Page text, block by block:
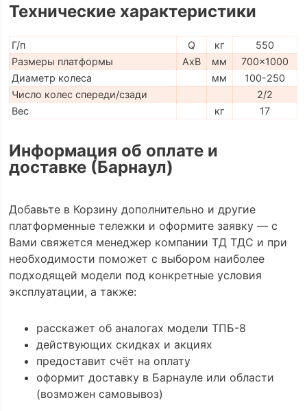
Технические характеристики
Г/п Q кг
550
Размеры платформы
AxB мм
700x1000
Диаметр колеса
мм
100-250
Число колес спереди/сзади
2/2
Вес
кг 17
Информация об оплате и
доставке (Барнаул)
Добавьте в Корзину дополнительно и другие
платформенные тележки и оформите заявку — с
Вами свяжется менеджер компании ТД ТДС и при
необходимости поможет с выбором наиболее
подходящей модели под конкретные условия
эксплуатации, а также:
расскажет об аналогах модели ТПБ-8
действующих скидках и акциях
предоставит счёт на оплату
оформит доставку в Барнауле или области
(возможен самовывоз)